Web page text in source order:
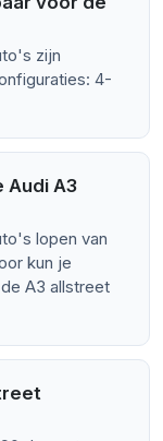
zijn
4-
Audi A3
lopen van
kun je
A3 allstreet